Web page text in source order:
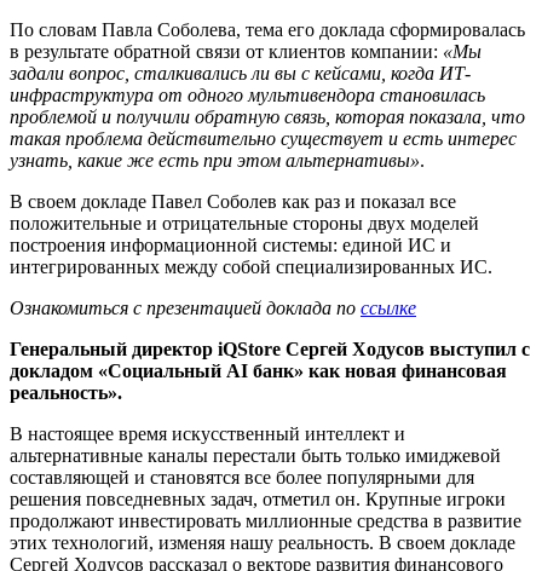
По словам Павла Соболева, тема его доклада сформировалась
в результате обратной связи от клиентов компании: «Мы
задали вопрос, сталкивались ли вы с кейсами, когда ИТ-
инфраструктура от одного мультивендора становилась
проблемой и получили обратную связь, которая показала, что
такая проблема действительно существует и есть интерес
узнать, какие же есть при этом альтернативы».
В своем докладе Павел Соболев как раз и показал все
положительные и отрицательные стороны двух моделей
построения информационной системы: единой ИС и
интегрированных между собой специализированных ИС.
Ознакомиться с презентацией доклада по ссылке
Генеральный директор iQStore Сергей Ходусов выступил с
докладом «Социальный AI банк» как новая финансовая
реальность».
В настоящее время искусственный интеллект и
альтернативные каналы перестали быть только имиджевой
составляющей и становятся все более популярными для
решения повседневных задач, отметил он. Крупные игроки
продолжают инвестировать миллионные средства в развитие
этих технологий, изменяя нашу реальность. В своем докладе
Сергей Ходусов рассказал о векторе развития финансового